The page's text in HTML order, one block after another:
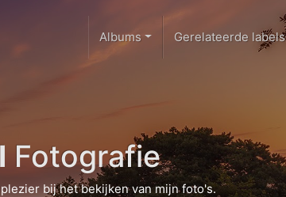
Albums Gerelateerde labels
Fotografie
bij het bekijken van mijn foto's.